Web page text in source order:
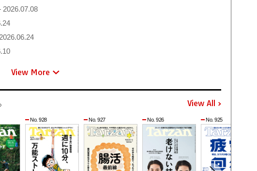
View More
View All
No. 928 No. 927 No. 926 No. 925